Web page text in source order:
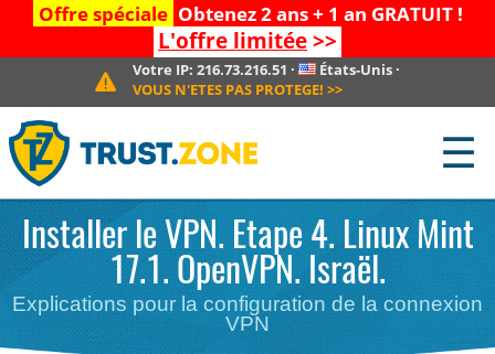
Offre spéciale Obtenez 2 ans + 1 an GRATUIT !
L'offre limitée>>
Votre IP:216.73.216.51 · États-Unis·
VOUS N'ETES PAS PROTEGE! >>
☰
Installer le VPN. Etape 4. Linux Mint
17.1. OpenVPN. Israël.
Explications pour la configuration de la connexion
VPN